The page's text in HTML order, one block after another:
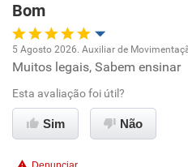
Bom
Oportunidade de promoção
Ambiente de trabalho
5 Agosto 2026. Auxiliar de
Muitos legais, Sabem ensinar
Esta avaliação foi útil?
Sim Não